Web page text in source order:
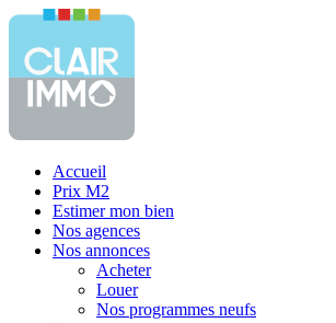
Accueil
Prix M2
Estimer mon bien
Nos agences
Nos annonces
Acheter
Louer
Nos programmes neufs